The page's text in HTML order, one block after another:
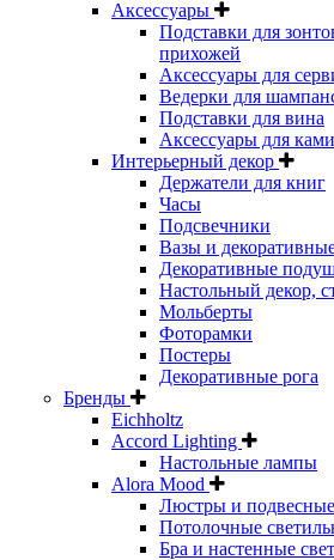
Аксессуары
Подставки для
прихожей
Аксессуары для
Ведерки для
Подставки для вина
Аксессуары для
Интерьерный декор
Держатели для книг
Часы
Подсвечники
Вазы и
Декоративные
Настольный декор,
Мольберты
Фоторамки
Постеры
Декоративные рога
Бренды
Eichholtz
Accord Lighting
Настольные лампы
Alora Mood
Люстры и
Потолочные
Бра и настенные